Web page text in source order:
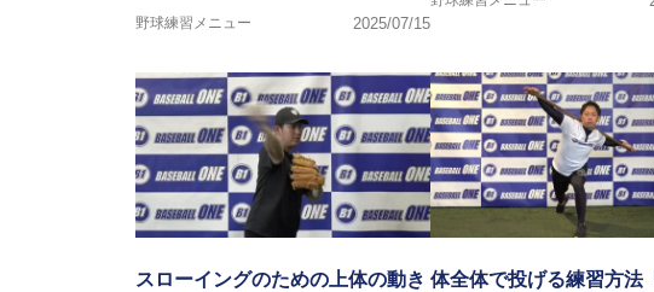
野球練習メニュー
2025/07/15
スローイングのための上体の動き 体全体で投げる練習方法